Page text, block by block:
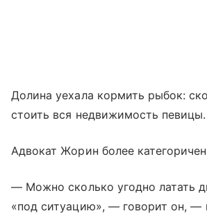
Долина уехала кормить рыбок:
стоить вся недвижимость певицы.
Адвокат Жорин более
— Можно сколько угодно латать
«под ситуацию», — говорит он, —